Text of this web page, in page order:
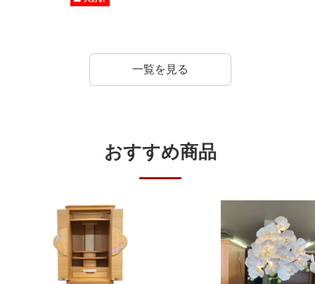
一覧を見る
おすすめ商品